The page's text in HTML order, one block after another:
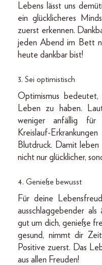
Lebens lässt uns
ein glücklicheres
zuerst erkennen.
jeden Abend im Bett
heute dankbar bist!
3. Sei optimistisch
Optimismus
Leben zu haben.
weniger anfällig für
Kreislauf-
Blutdruck. Damit
nicht nur glücklicher,
4. Genieße bewusst
Für deine
ausschlaggebender
gut um dich, genieße
gesund, nimmt dir
Positive zuerst. Das
aus allen Freuden!